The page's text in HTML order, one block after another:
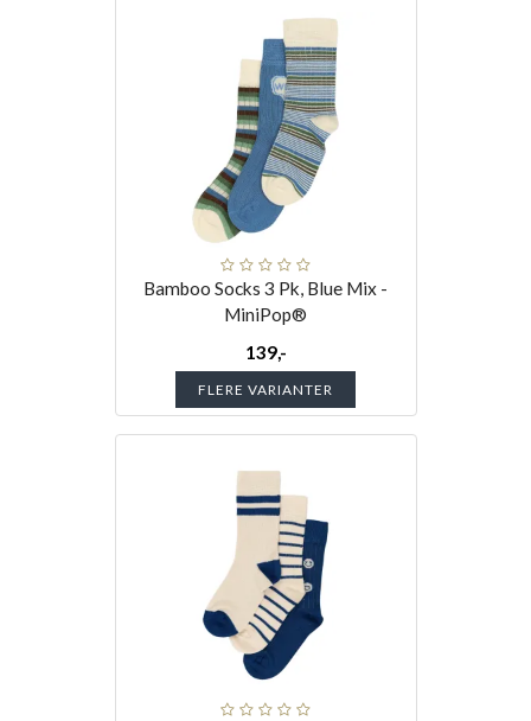
Bamboo Socks 3 Pk, Blue Mix -
MiniPop®
139,-
FLERE VARIANTER